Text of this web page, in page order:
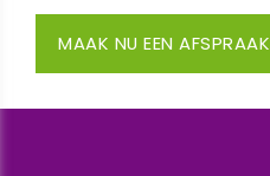
MAAK NU EEN AFSPRAAK